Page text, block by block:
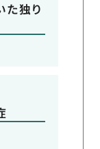
た独り